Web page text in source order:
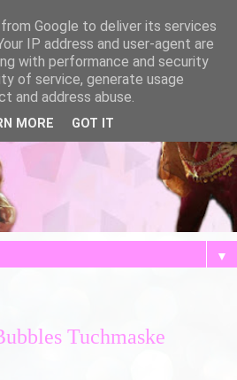
▼
Tuchmaske
Google to deliver its services
IP address and user-agent are
with performance and security
of service, generate usage
and address abuse.
MORE GOT IT